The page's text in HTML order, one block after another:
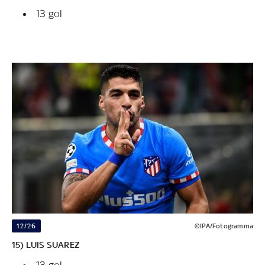
13 gol
12/26 ©IPA/Fotogramma
15) LUIS SUAREZ